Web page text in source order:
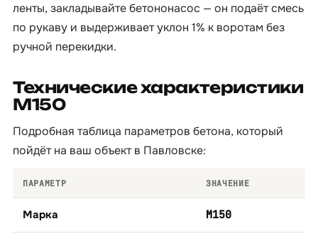
ленты, закладывайте бетононасос — он подаёт смесь
по рукаву и выдерживает уклон 1% к воротам без
ручной перекидки.
Технические характеристики
М150
Подробная таблица параметров бетона, который
пойдёт на ваш объект в Павловске:
ПАРАМЕТР ЗНАЧЕНИЕ
Марка М150